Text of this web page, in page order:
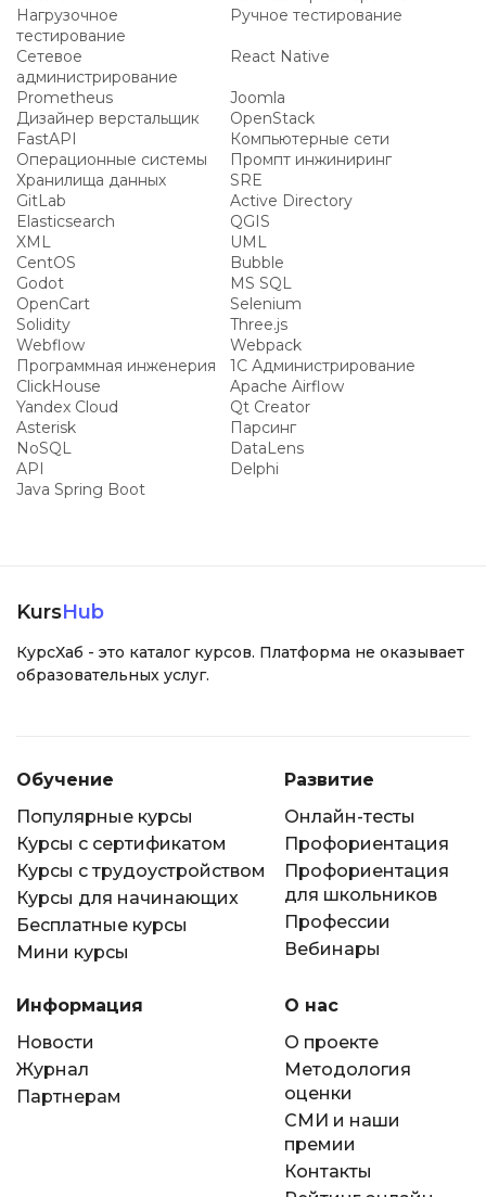
Нагрузочное
тестирование
Ручное тестирование
Сетевое
администрирование
React Native
Prometheus
Joomla
Дизайнер верстальщик
OpenStack
FastAPI
Компьютерные сети
Операционные системы
Промпт инжиниринг
Хранилища данных
SRE
GitLab
Active Directory
Elasticsearch
QGIS
XML
UML
CentOS
Bubble
Godot
MS SQL
OpenCart
Selenium
Solidity
Three.js
Webflow
Webpack
Программная инженерия
1С Администрирование
ClickHouse
Apache Airflow
Yandex Cloud
Qt Creator
Asterisk
Парсинг
NoSQL
DataLens
API
Delphi
Java Spring Boot
KursHub
КурсХаб - это каталог курсов. Платформа не оказывает
образовательных услуг.
Обучение
Популярные курсы
Курсы с сертификатом
Курсы с трудоустройством
Курсы для начинающих
Бесплатные курсы
Мини курсы
Развитие
Онлайн-тесты
Профориентация
Профориентация
для школьников
Профессии
Вебинары
Информация
Новости
Журнал
Партнерам
О нас
О проекте
Методология
оценки
СМИ и наши
премии
Контакты